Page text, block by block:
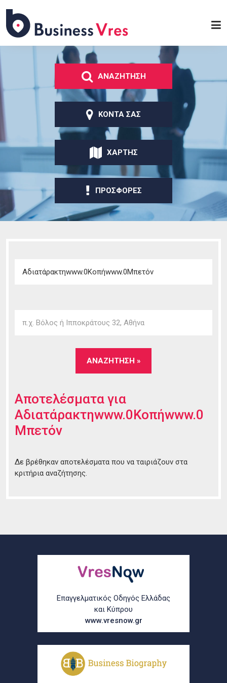
κυρίως περιεχόμενο
Business
ΑΝΑΖΗΤΗΣΗ
ΚΟΝΤΑ ΣΑΣ
ΧΑΡΤΗΣ
ΠΡΟΣΦΟΡΕΣ
Αποτελέσματα για
Αδιατάρακτηwww.0Κοπήwww.0
Μπετόν
Δε βρέθηκαν αποτελέσματα που να ταιριάζουν στα
κριτήρια αναζήτησης.
Επαγγελματικός Οδηγός Ελλάδας
και Κύπρου
www.vresnow.gr